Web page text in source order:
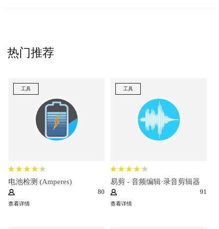
热门推荐
工具
电池检测 (Amperes)
80
查看详情
工具
易剪 - 音频编辑·录音剪辑器
91
查看详情